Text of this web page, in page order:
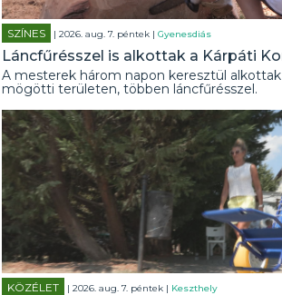
SZÍNES | 2026. aug. 7. péntek |Gyenesdiás
Láncfűrésszel is alkottak a Kárpáti
A mesterek három napon keresztül
mögötti területen, többen láncfűrésszel.
KÖZÉLET | 2026. aug. 7. péntek | Keszthely